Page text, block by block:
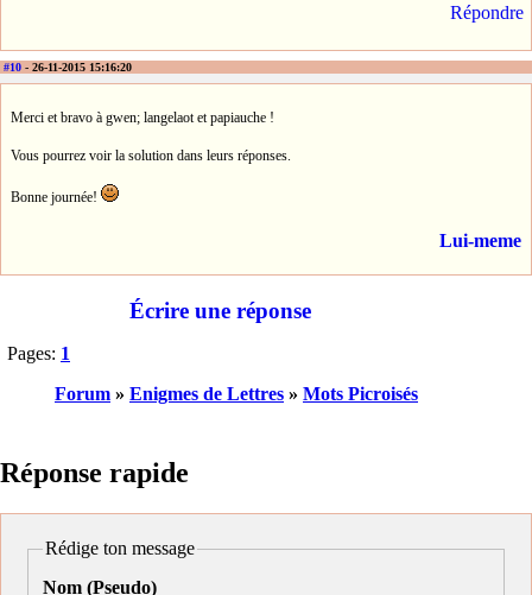
Répondre
#10 - 26-11-2015 15:16:20
Merci et bravo à gwen; langelaot et papiauche !
Vous pourrez voir la solution dans leurs réponses.
Bonne journée!
Lui-meme
Écrire une réponse
Pages: 1
Forum » Enigmes de Lettres » Mots Picroisés
Réponse rapide
Rédige ton message
Nom (Pseudo)